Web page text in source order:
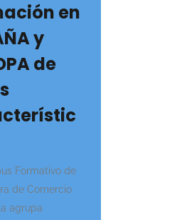
en
y
de
Formativo de
de Comercio
agrupa